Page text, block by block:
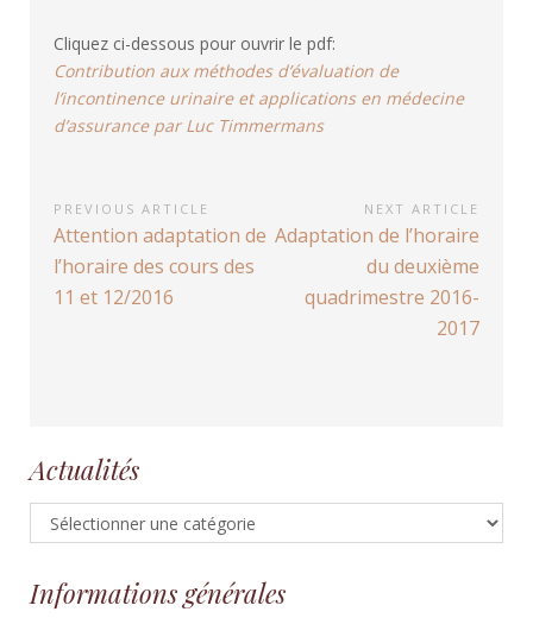
Cliquez ci-dessous pour ouvrir le pdf:
Contribution aux méthodes d’évaluation de
l’incontinence urinaire et applications en médecine
d’assurance par Luc Timmermans
Navigation
de
l’article
PREVIOUS ARTICLE
Previous
Article:
Attention adaptation de
l’horaire des cours des
11 et 12/2016
NEXT ARTICLE
Next
Adaptation de l’horaire
du deuxième
quadrimestre 2016-
2017
Actualités
Actualités
Informations générales